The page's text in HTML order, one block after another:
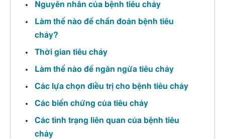
Nguyên nhân của bệnh tiêu chảy
Làm thế nào để chẩn đoán bệnh tiêu
chảy?
Thời gian tiêu chảy
Làm thế nào để ngăn ngừa tiêu chảy
Các lựa chọn điều trị cho bệnh tiêu chảy
Các biến chứng của tiêu chảy
Các tình trạng liên quan của bệnh tiêu
chảy